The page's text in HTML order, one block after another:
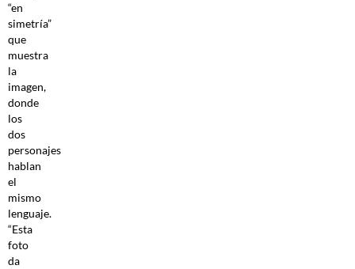
“en
simetría”
que
muestra
la
imagen,
donde
los
dos
personajes
hablan
el
mismo
lenguaje.
“Esta
foto
da